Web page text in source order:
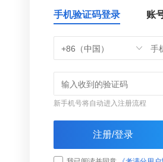
手机验证码登录 账
+86（中国）
新手机号将自动进入注册流程
注册/登录